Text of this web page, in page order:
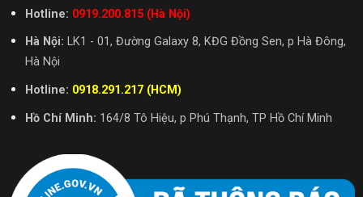
Hotline: 0919.200.815 (Hà Nội)
Hà Nội: LK1 - 01, Đường Galaxy 8, KĐG Đồng Sen, p Hà Đông,
Hà Nội
Hotline: 0918.291.217 (HCM)
Hồ Chí Minh: 164/8 Tô Hiệu, p Phú Thạnh, TP Hồ Chí Minh